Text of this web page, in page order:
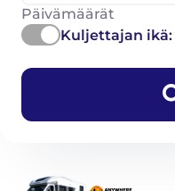
Päivämäärät
Kuljettajan ikä: